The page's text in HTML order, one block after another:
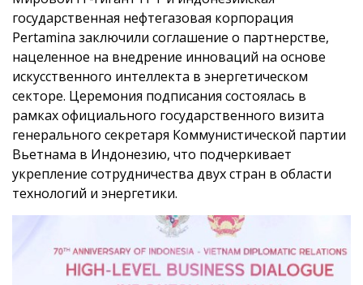
государственная нефтегазовая корпорация
Pertamina заключили соглашение о партнерстве,
нацеленное на внедрение инноваций на основе
искусственного интеллекта в энергетическом
секторе. Церемония подписания состоялась в
рамках официального государственного визита
генерального секретаря Коммунистической партии
Вьетнама в Индонезию, что подчеркивает
укрепление сотрудничества двух стран в области
технологий и энергетики.